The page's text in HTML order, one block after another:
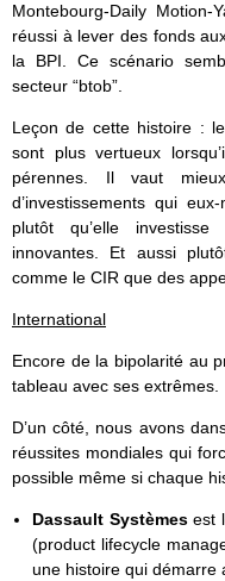
Montebourg-Daily
réussi à lever des fonds
la BPI. Ce scénario
secteur “btob”.
Leçon de cette histoire :
sont plus vertueux
pérennes. Il vaut
d’investissements qui
plutôt qu’elle
innovantes. Et aussi
comme le CIR que des
International
Encore de la bipolarité au
tableau avec ses extrêmes.
D’un côté, nous avons
réussites mondiales qui
possible même si chaque
Dassault Systèmesest
(product lifecycle
une histoire qui démarre